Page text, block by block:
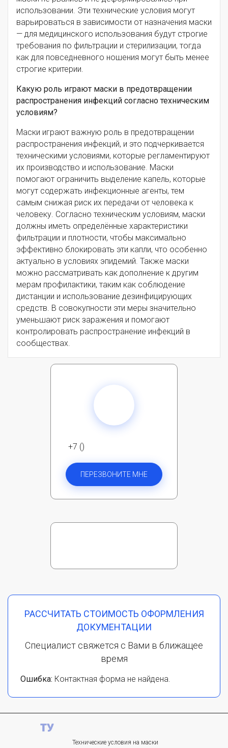
использовании. Эти технические условия могут
варьироваться в зависимости от назначения маски
— для медицинского использования будут строгие
требования по фильтрации и стерилизации, тогда
как для повседневного ношения могут быть менее
строгие критерии.
Какую роль играют маски в предотвращении
распространения инфекций согласно техническим
условиям?
Маски играют важную роль в предотвращении
распространения инфекций, и это подчеркивается
техническими условиями, которые регламентируют
их производство и использование. Маски
помогают ограничить выделение капель, которые
могут содержать инфекционные агенты, тем
самым снижая риск их передачи от человека к
человеку. Согласно техническим условиям, маски
должны иметь определённые характеристики
фильтрации и плотности, чтобы максимально
эффективно блокировать эти капли, что особенно
актуально в условиях эпидемий. Также маски
можно рассматривать как дополнение к другим
мерам профилактики, таким как соблюдение
дистанции и использование дезинфицирующих
средств. В совокупности эти меры значительно
уменьшают риск заражения и помогают
контролировать распространение инфекций в
сообществах.
+7 ()
ПЕРЕЗВОНИТЕ МНЕ
РАССЧИТАТЬ СТОИМОСТЬ ОФОРМЛЕНИЯ
ДОКУМЕНТАЦИИ
Специалист свяжется с Вами в ближащее
время
Ошибка: Контактная форма не найдена.
Технические условия на маски